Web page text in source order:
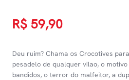
R$ 59,90
Deu ruim? Chama os Crocotives
pesadelo de qualquer vilao, o
bandidos, o terror do malfeitor, a